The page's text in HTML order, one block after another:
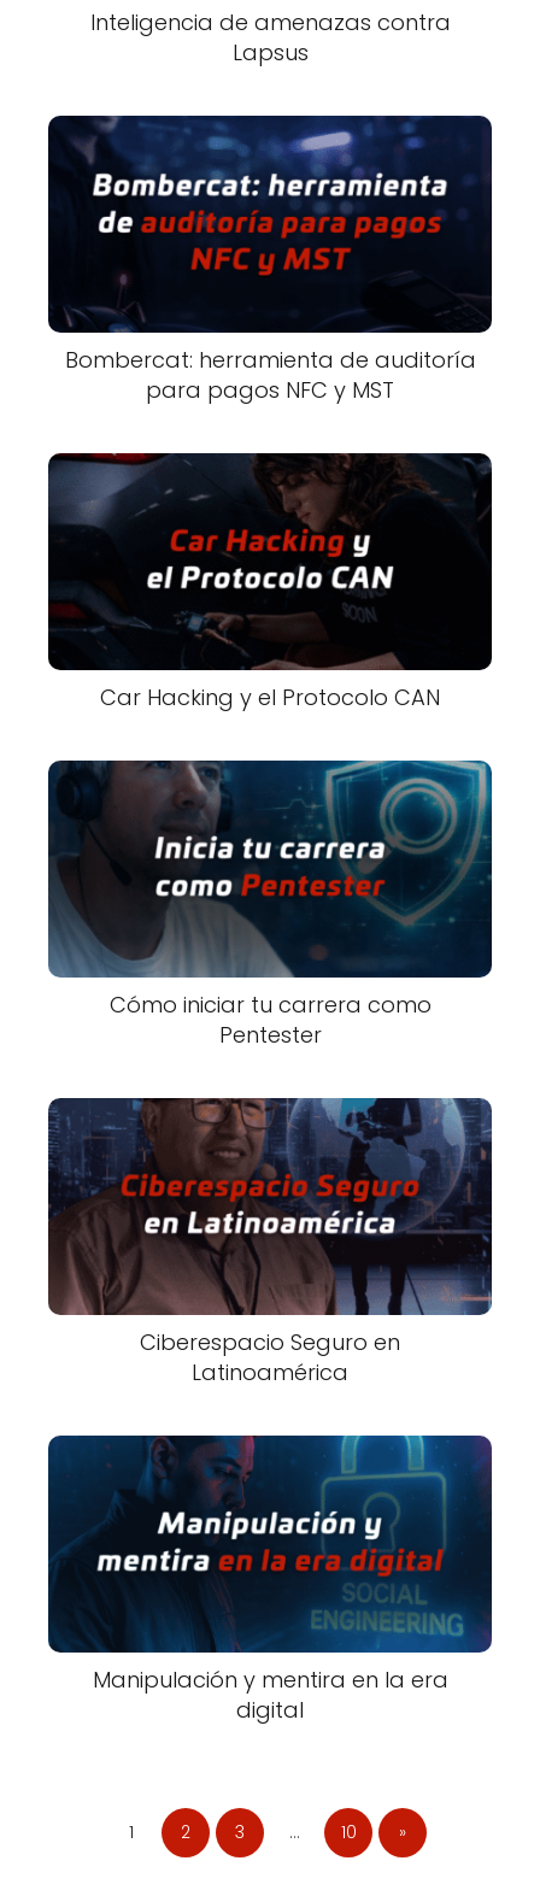
Inteligencia de amenazas contra
Lapsus
Bombercat: herramienta de auditoría
para pagos NFC y MST
Car Hacking y el Protocolo CAN
Cómo iniciar tu carrera como
Pentester
Ciberespacio Seguro en
Latinoamérica
Manipulación y mentira en la era
digital
1 2 3 … 10 »